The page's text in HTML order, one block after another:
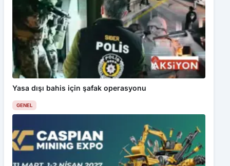
Yasa dışı bahis için şafak operasyonu
GENEL